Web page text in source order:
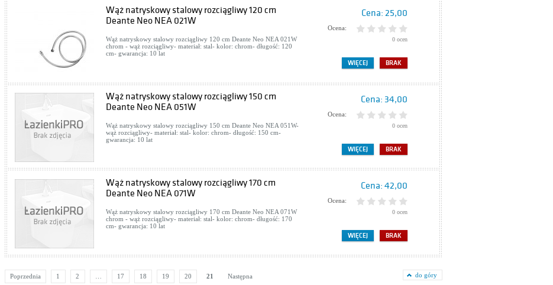
Wąż natryskowy stalowy rozciągliwy 120 cm
Deante Neo NEA 021W
Wąż natryskowy stalowy rozciągliwy 120 cm Deante Neo NEA 021W
chrom - wąż rozciągliwy- materiał: stal- kolor: chrom- długość: 120
cm- gwarancja: 10 lat
Cena: 25,00
Ocena:
0 ocen
BRAK
WIĘCEJ
Wąż natryskowy stalowy rozciągliwy 150 cm
Deante Neo NEA 051W
Wąż natryskowy stalowy rozciągliwy 150 cm Deante Neo NEA 051W-
wąż rozciągliwy- materiał: stal- kolor: chrom- długość: 150 cm-
gwarancja: 10 lat
Cena: 34,00
Ocena:
0 ocen
BRAK
WIĘCEJ
Wąż natryskowy stalowy rozciągliwy 170 cm
Deante Neo NEA 071W
Wąż natryskowy stalowy rozciągliwy 170 cm Deante Neo NEA 071W
chrom - wąż rozciągliwy- materiał: stal- kolor: chrom- długość: 170
cm- gwarancja: 10 lat
Cena: 42,00
Ocena:
0 ocen
BRAK
WIĘCEJ
do góry
Poprzednia 1 2 17 18 19 20 21 Następna